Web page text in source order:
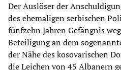
Der Auslöser der
des ehemaligen serbischen
fünfzehn Jahren Gefängnis
Beteiligung an dem
der Nähe des kosovarischen
die Leichen von 45 Albanern